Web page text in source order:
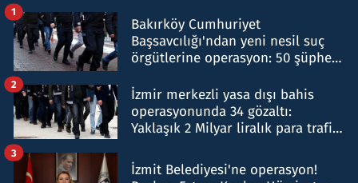
Bakırköy Cumhuriyet
Başsavcılığı'ndan yeni nesil suç
örgütlerine operasyon: 50 şüpheli
1
İzmir merkezli yasa dışı bahis
operasyonunda 34 gözaltı:
Yaklaşık 2 Milyar liralık para trafiği
2
İzmit Belediyesi'ne operasyon!
3